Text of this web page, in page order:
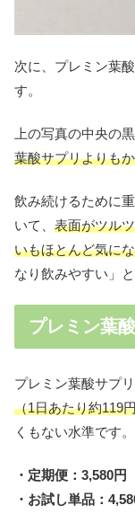
次に、プレミン葉
す。
上の写真の中央の
葉酸サプリよりも
飲み続けるために
いて、 表面がツル
いもほとんど気に
なり飲みやすい」
プレミン葉
プレミン葉酸サプ
（1日あたり約119
くもない水準です。
・定期便：3,580円
・お試し単品：